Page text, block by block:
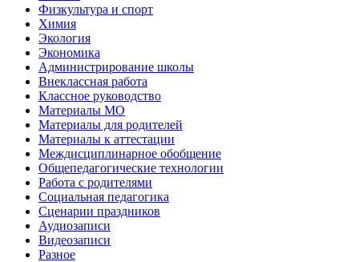
Физкультура и спорт
Химия
Экология
Экономика
Администрирование школы
Внеклассная работа
Классное руководство
Материалы МО
Материалы для родителей
Материалы к аттестации
Междисциплинарное обобщение
Общепедагогические технологии
Работа с родителями
Социальная педагогика
Сценарии праздников
Аудиозаписи
Видеозаписи
Разное